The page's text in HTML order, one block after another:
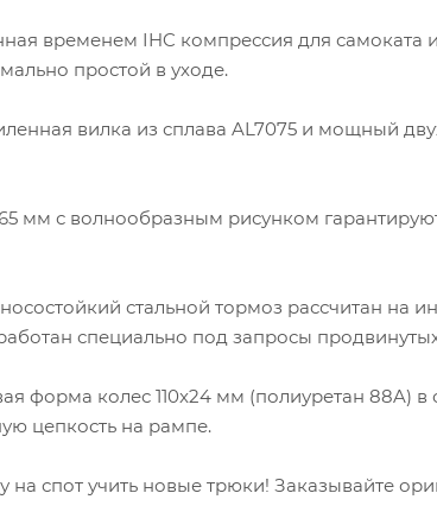
временем IHC компрессия для самоката
простой в уходе.
вилка из сплава AL7075 и мощный
мм с волнообразным рисунком
стальной тормоз рассчитан на
специально под запросы
форма колес 110x24 мм (полиуретан 88A)
цепкость на рампе.
на спот учить новые трюки! Заказывайте